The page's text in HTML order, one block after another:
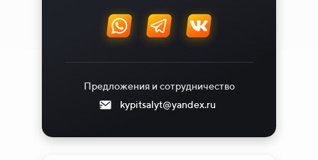
Предложения и сотрудничество
kypitsalyt@yandex.ru